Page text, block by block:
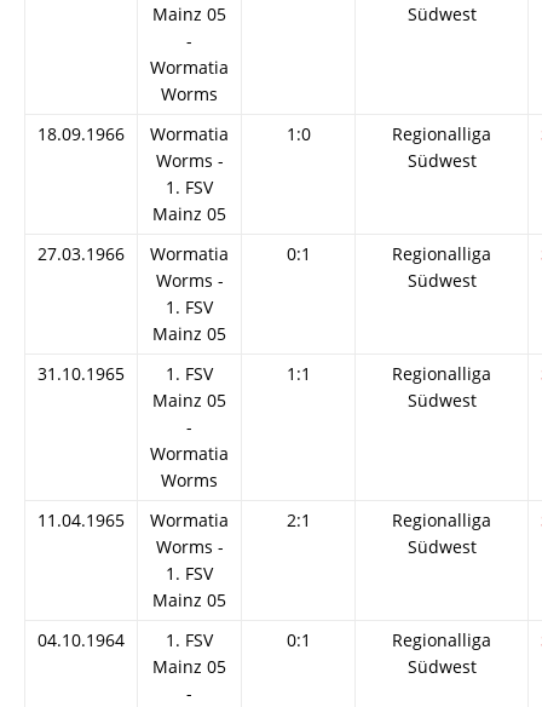
Mainz 05
-
Wormatia
Worms
Südwest
18.09.1966
Wormatia
Worms -
1. FSV
Mainz 05
1:0
Regionalliga
Südwest
27.03.1966
Wormatia
Worms -
1. FSV
Mainz 05
0:1
Regionalliga
Südwest
31.10.1965
1. FSV
Mainz 05
-
Wormatia
Worms
1:1
Regionalliga
Südwest
11.04.1965
Wormatia
Worms -
1. FSV
Mainz 05
2:1
Regionalliga
Südwest
04.10.1964
1. FSV
Mainz 05
-
0:1
Regionalliga
Südwest